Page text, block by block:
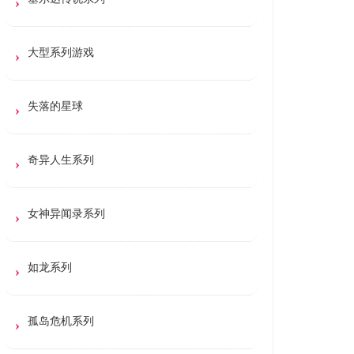
大型系列游戏
失落的星球
奇异人生系列
女神异闻录系列
如龙系列
孤岛危机系列